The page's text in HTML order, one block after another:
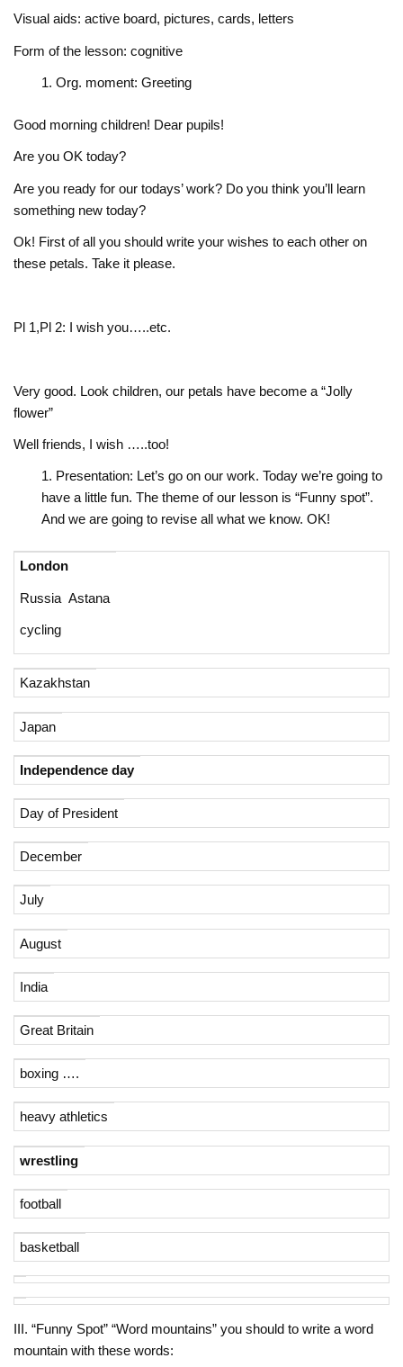
Visual aids: active board, pictures, cards, letters
Form of the lesson: cognitive
Org. moment: Greeting
Good morning children! Dear pupils!
Are you OK today?
Are you ready for our todays’ work? Do you think you’ll learn
something new today?
Ok! First of all you should write your wishes to each other on
these petals. Take it please.
Pl 1,Pl 2: I wish you…..etc.
Very good. Look children, our petals have become a “Jolly
flower”
Well friends, I wish …..too!
Presentation: Let’s go on our work. Today we’re going to
have a little fun. The theme of our lesson is “Funny spot”.
And we are going to revise all what we know. OK!
London
Russia Astana
cycling
Kazakhstan
Japan
Independence day
Day of President
December
July
August
India
Great Britain
boxing ….
heavy athletics
wrestling
football
basketball
III. “Funny Spot” “Word mountains” you should to write a word
mountain with these words: